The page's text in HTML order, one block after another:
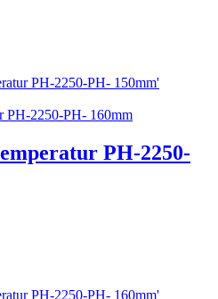
PH-2250-